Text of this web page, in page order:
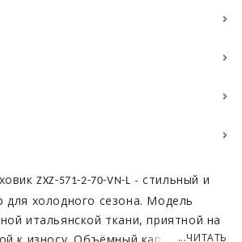
ZXZ-571-2-70-VN-L - стильный и
для холодного сезона. Модель
итальянской ткани, приятной на
...ЧИТАТЬ